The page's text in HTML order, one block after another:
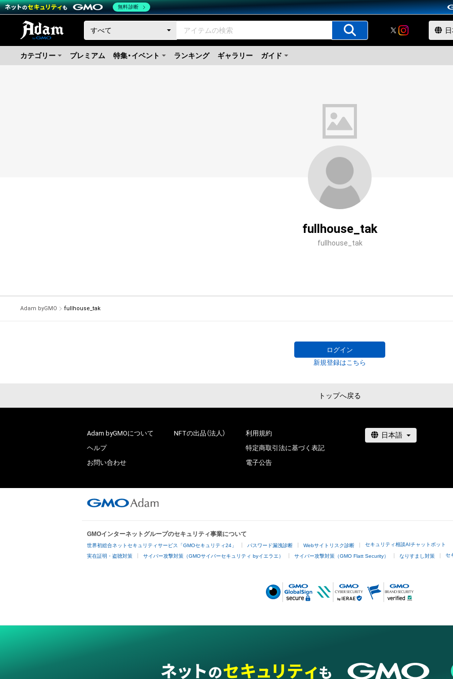
カテゴリー プレミアム 特集・イベント ランキング ギャラリー ガイド
fullhouse_tak
fullhouse_tak
Adam byGMO fullhouse_tak
ログイン
新規登録はこちら
トップへ戻る
Adam byGMOについて
ヘルプ
お問い合わせ
NFTの出品（法人）
利用規約
特定商取引法に基づく表記
電子公告
GMOインターネットグループのセキュリティ事業について
世界初総合ネットセキュリティサービス「GMOセキュリティ24」 パスワード漏洩診断 Webサイトリスク診断 セキュリティ相談AIチャットボット
実在証明・盗聴対策 サイバー攻撃対策（GMOサイバーセキュリティ byイエラエ） サイバー攻撃対策（GMO Flatt Security） なりすまし対策 セ
無料診断